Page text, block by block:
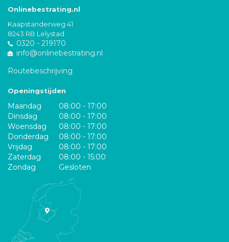
Onlinebestrating.nl
Kaapstanderweg 41
8243 RB Lelystad
0320 - 219170
info@onlinebestrating.nl
Routebeschrijving
Openingstijden
Maandag
08:00 - 17:00
Dinsdag
08:00 - 17:00
Woensdag
08:00 - 17:00
Donderdag
08:00 - 17:00
Vrijdag
08:00 - 17:00
Zaterdag
08:00 - 15:00
Zondag
Gesloten